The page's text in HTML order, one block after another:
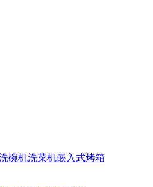
碗机洗菜机嵌入式烤箱